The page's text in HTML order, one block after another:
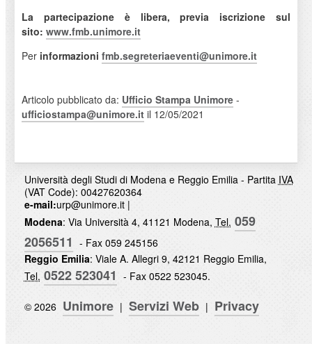
La partecipazione è libera, previa iscrizione sul
sito: www.fmb.unimore.it
Per informazioni fmb.segreteriaeventi@unimore.it
Articolo pubblicato da: Ufficio Stampa Unimore-
ufficiostampa@unimore.itil 12/05/2021
Università degli Studi di Modena e Reggio Emilia - Partita IVA
(VAT Code): 00427620364
e-mail:urp@unimore.it|
Modena: Via Università 4, 41121 Modena, Tel. 059
2056511 - Fax 059 245156
Reggio Emilia: Viale A. Allegri 9, 42121 Reggio Emilia,
Tel. 0522 523041 - Fax 0522 523045.
© 2026 Unimore | Servizi Web | Privacy